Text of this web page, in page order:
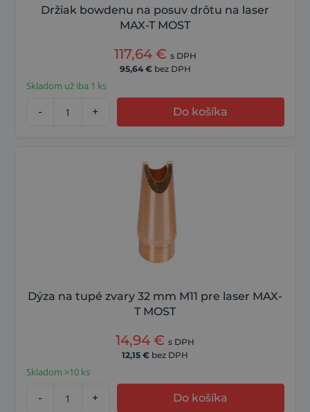
Držiak bowdenu na posuv drôtu na laser
MAX-T MOST
117,64 € s DPH
95,64 € bez DPH
Skladom už iba 1 ks
- + Do košíka
Dýza na tupé zvary 32 mm M11 pre laser MAX-
T MOST
14,94 € s DPH
12,15 € bez DPH
Skladom >10 ks
- + Do košíka